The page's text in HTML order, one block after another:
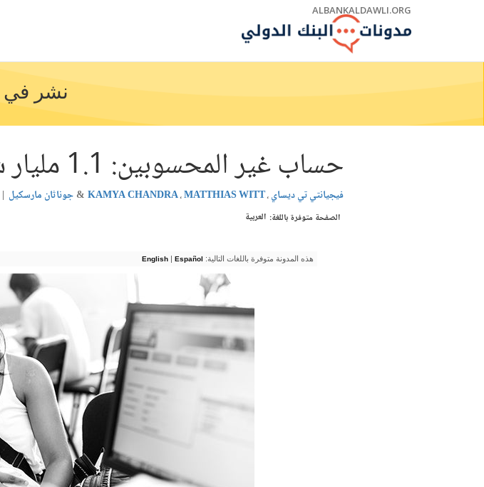
ALBANKALDAWLI.ORG
نشر في
حساب غير المحسوبين: 1.1 مليار شخص بدون بطاقات هوية
فيجيانتي تي ديساي MATTHIAS WITT
KAMYA CHANDRA جوناثان مارسكيل
الصفحة متوفرة باللغة: العربية
هذه المدونة متوفرة باللغات التالية: English | Español